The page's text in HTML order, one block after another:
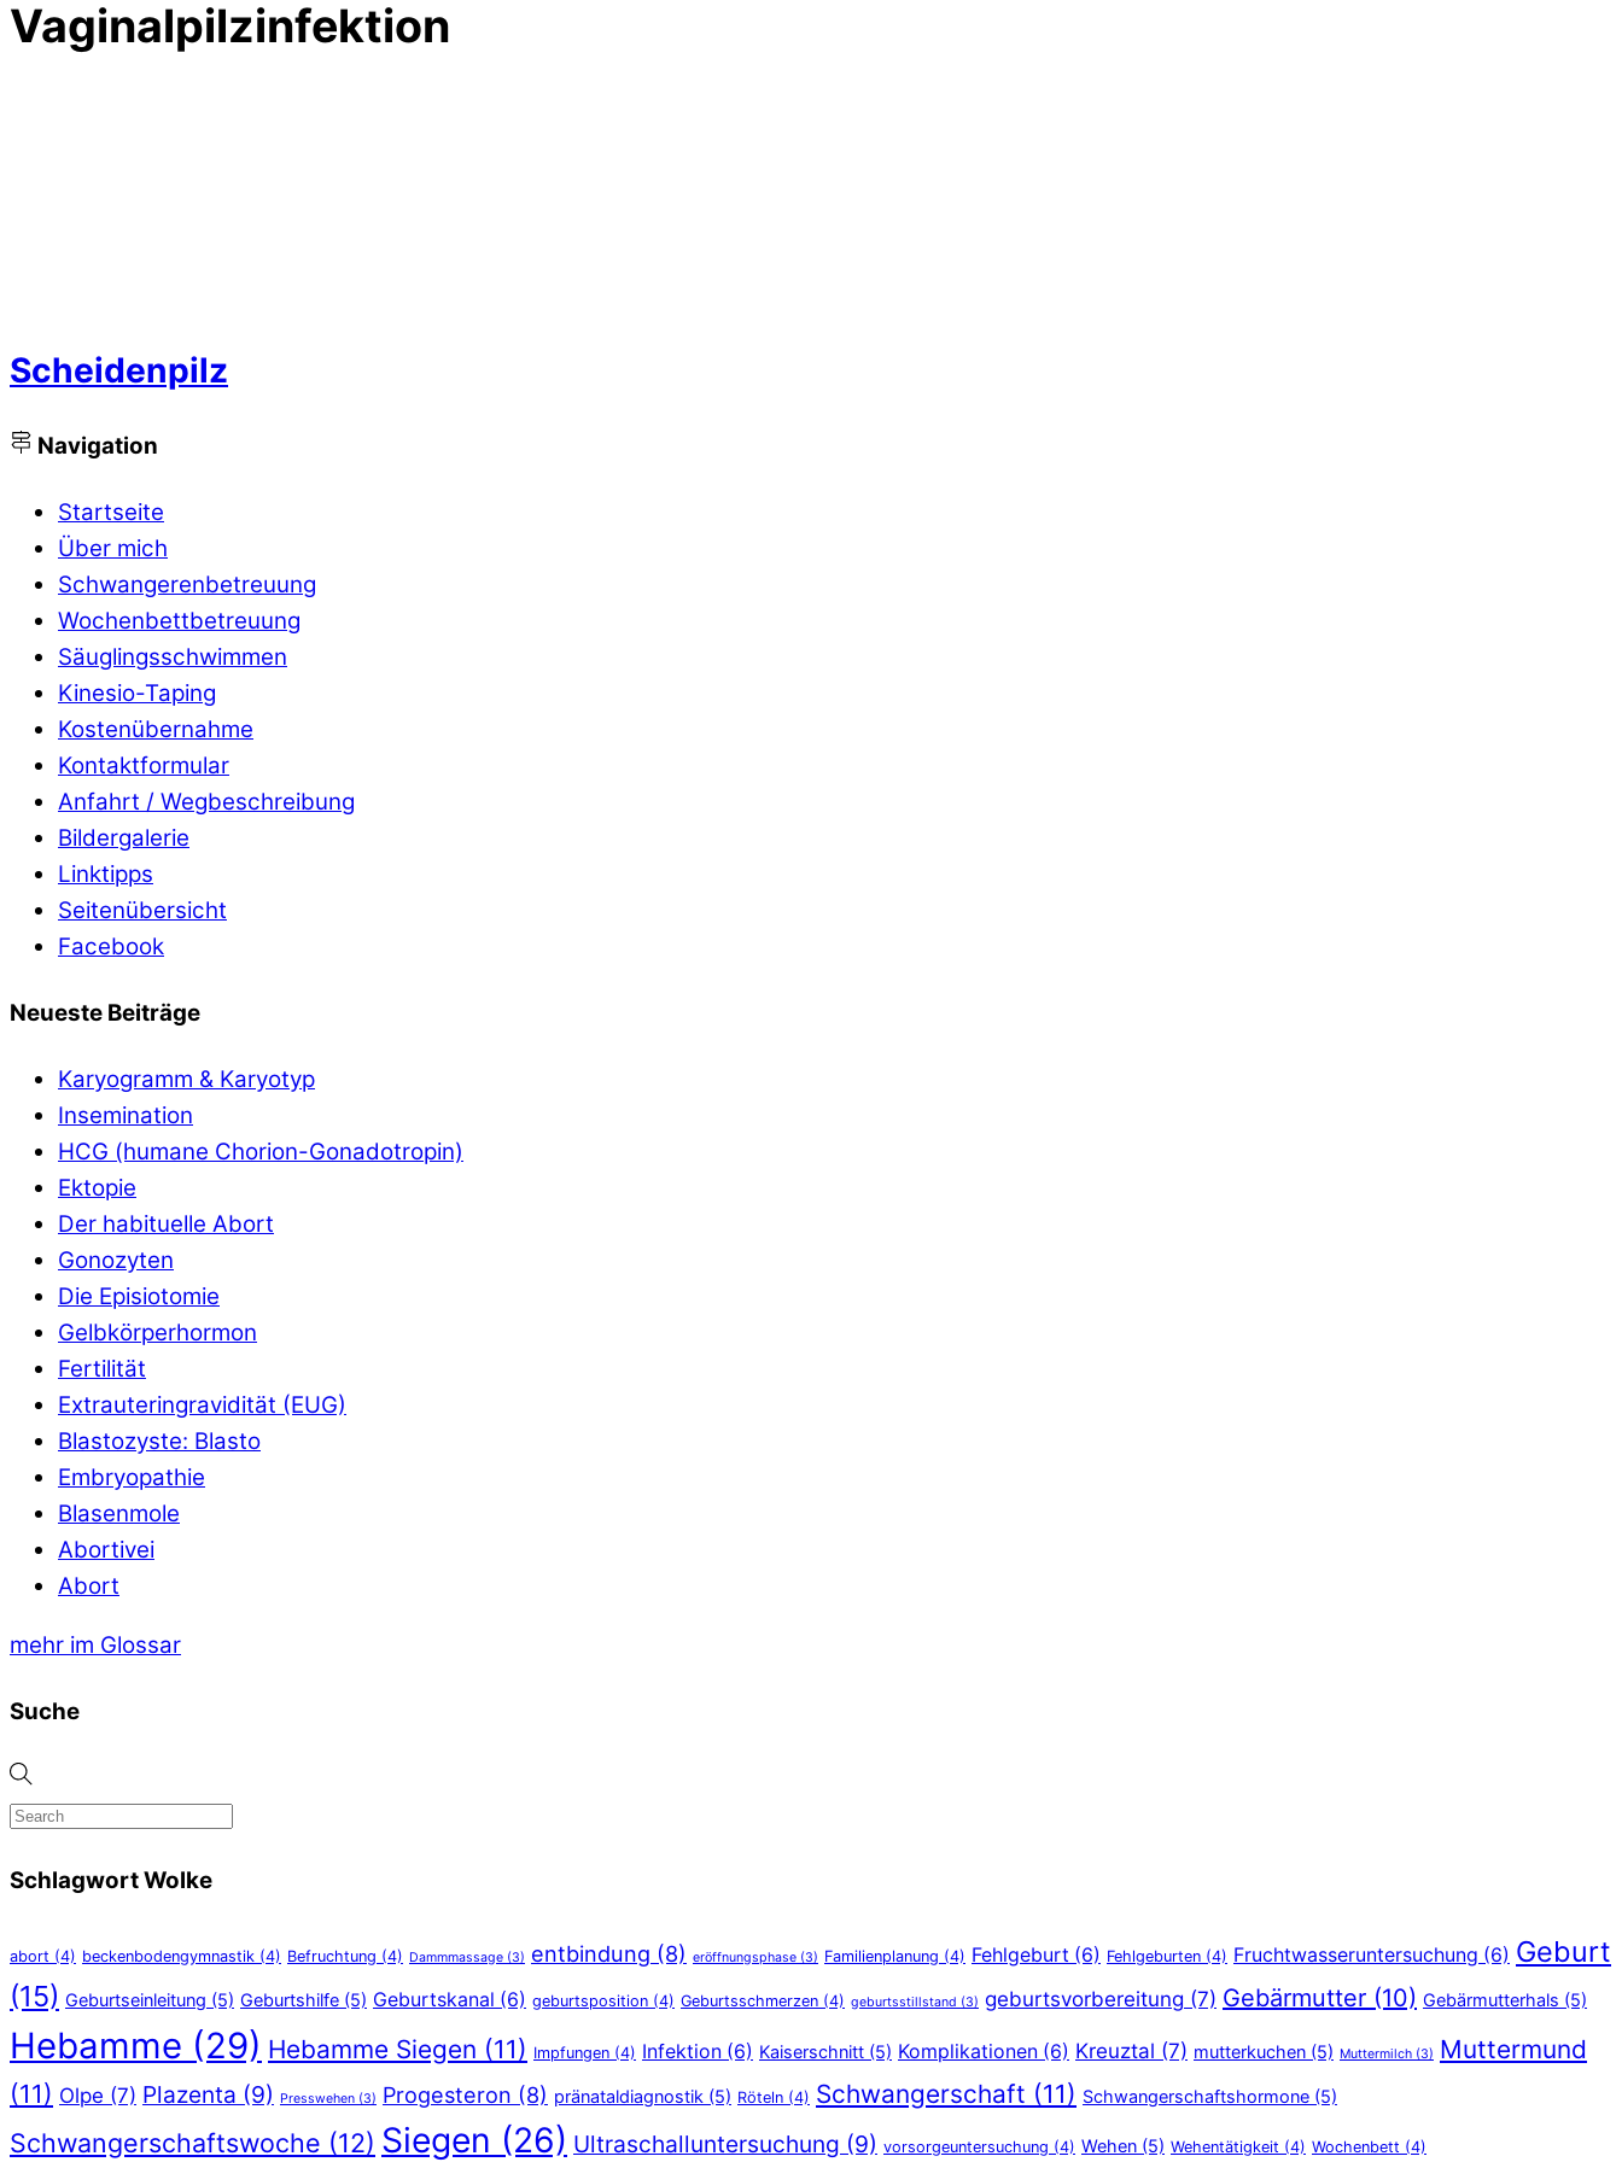
Vaginalpilzinfektion
Scheidenpilz
Navigation
Startseite
Über mich
Schwangerenbetreuung
Wochenbettbetreuung
Säuglingsschwimmen
Kinesio-Taping
Kostenübernahme
Kontaktformular
Anfahrt / Wegbeschreibung
Bildergalerie
Linktipps
Seitenübersicht
Facebook
Neueste Beiträge
Karyogramm & Karyotyp
Insemination
HCG (humane Chorion-Gonadotropin)
Ektopie
Der habituelle Abort
Gonozyten
Die Episiotomie
Gelbkörperhormon
Fertilität
Extrauteringravidität (EUG)
Blastozyste: Blasto
Embryopathie
Blasenmole
Abortivei
Abort
mehr im Glossar
Suche
Schlagwort Wolke
abort (4) beckenbodengymnastik (4) Befruchtung (4) Dammmassage (3) entbindung (8) eröffnungsphase (3) Familienplanung (4) Fehlgeburt (6) Fehlgeburten (4) Fruchtwasseruntersuchung (6) Geburt
(15) Geburtseinleitung (5) Geburtshilfe (5) Geburtskanal (6) geburtsposition (4) Geburtsschmerzen (4) geburtsstillstand (3) geburtsvorbereitung (7) Gebärmutter (10) Gebärmutterhals (5)
Hebamme (29) Hebamme Siegen (11) Impfungen (4) Infektion (6) Kaiserschnitt (5) Komplikationen (6) Kreuztal (7) mutterkuchen (5) Muttermilch (3) Muttermund
(11) Olpe (7) Plazenta (9) Presswehen (3) Progesteron (8) pränataldiagnostik (5) Röteln (4) Schwangerschaft (11) Schwangerschaftshormone (5)
Schwangerschaftswoche (12) Siegen (26) Ultraschalluntersuchung (9) vorsorgeuntersuchung (4) Wehen (5) Wehentätigkeit (4) Wochenbett (4)